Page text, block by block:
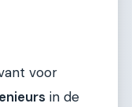
voor
in de